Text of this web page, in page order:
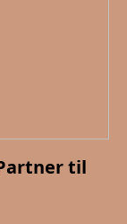
til